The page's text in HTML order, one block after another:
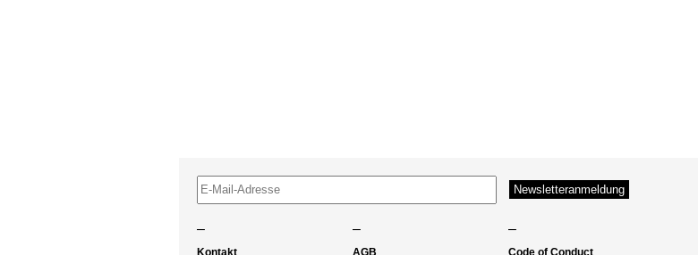
– – –
Kontakt AGB Code of Conduct